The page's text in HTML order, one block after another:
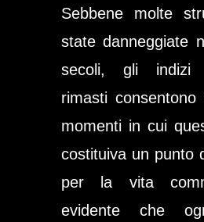
Sebbene molte
state danneggiate
secoli, gli indizi
rimasti
momenti in cui
costituiva un punto
per la vita
evidente che